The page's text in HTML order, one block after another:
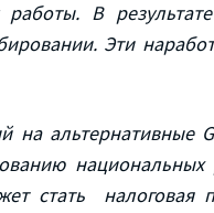
В
Эти
на альтернативные
стать налоговая